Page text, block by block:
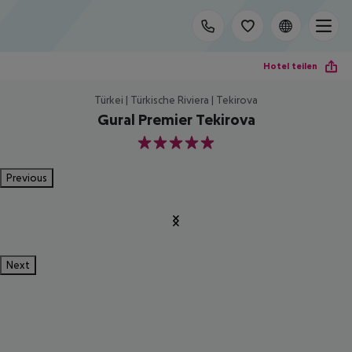
Hotel teilen
Türkei | Türkische Riviera | Tekirova
Gural Premier Tekirova
5
Previous
Next